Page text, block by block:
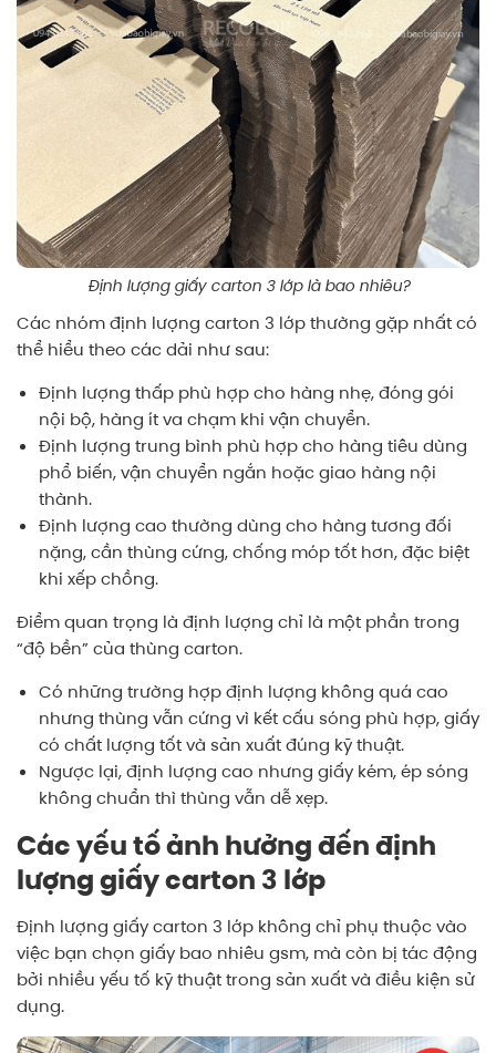
Định lượng giấy carton 3 lớp là bao nhiêu?
Các nhóm định lượng carton 3 lớp thường gặp nhất có
thể hiểu theo các dải như sau:
Định lượng thấp phù hợp cho hàng nhẹ, đóng gói
nội bộ, hàng ít va chạm khi vận chuyển.
Định lượng trung bình phù hợp cho hàng tiêu dùng
phổ biến, vận chuyển ngắn hoặc giao hàng nội
thành.
Định lượng cao thường dùng cho hàng tương đối
nặng, cần thùng cứng, chống móp tốt hơn, đặc biệt
khi xếp chồng.
Điểm quan trọng là định lượng chỉ là một phần trong
“độ bền” của thùng carton.
Có những trường hợp định lượng không quá cao
nhưng thùng vẫn cứng vì kết cấu sóng phù hợp, giấy
có chất lượng tốt và sản xuất đúng kỹ thuật.
Ngược lại, định lượng cao nhưng giấy kém, ép sóng
không chuẩn thì thùng vẫn dễ xẹp.
Các yếu tố ảnh hưởng đến định
lượng giấy carton 3 lớp
Định lượng giấy carton 3 lớp không chỉ phụ thuộc vào
việc bạn chọn giấy bao nhiêu gsm, mà còn bị tác động
bởi nhiều yếu tố kỹ thuật trong sản xuất và điều kiện sử
dụng.